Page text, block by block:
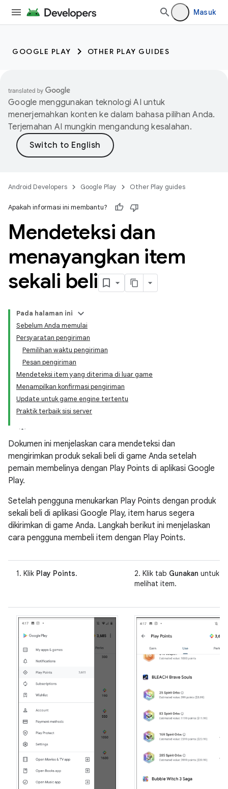
Masuk
GOOGLE PLAY OTHER PLAY GUIDES
Google menggunakan teknologi AI untuk
menerjemahkan konten ke dalam bahasa pilihan Anda.
Terjemahan AI mungkin mengandung kesalahan.
Android Developers Google Play Other Play guides
Apakah informasi ini membantu?
Mendeteksi dan
menayangkan item
sekali beli
Pada halaman ini
Sebelum Anda memulai
Persyaratan pengiriman
Pemilihan waktu pengiriman
Pesan pengiriman
Mendeteksi item yang diterima di luar game
Menampilkan konfirmasi pengiriman
Update untuk game engine tertentu
Praktik terbaik sisi server
Dokumen ini menjelaskan cara mendeteksi dan
mengirimkan produk sekali beli di game Anda setelah
pemain membelinya dengan Play Points di aplikasi Google
Play.
Setelah pengguna menukarkan Play Points dengan produk
sekali beli di aplikasi Google Play, item harus segera
dikirimkan di game Anda. Langkah berikut ini menjelaskan
cara pengguna membeli item dengan Play Points.
1. Klik Play Points. 2. Klik tab Gunakan untuk
melihat item.